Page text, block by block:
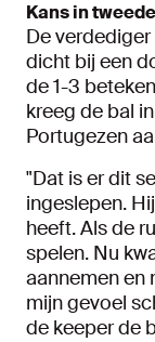
Kans in
De
dicht bij een
de 1-3
kreeg de bal
Portugezen
"Dat is er dit
ingeslepen.
heeft. Als de
spelen. Nu
aannemen en
mijn gevoel
de keeper de